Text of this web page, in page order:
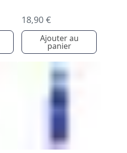
18,90 €
Ajouter au
panier